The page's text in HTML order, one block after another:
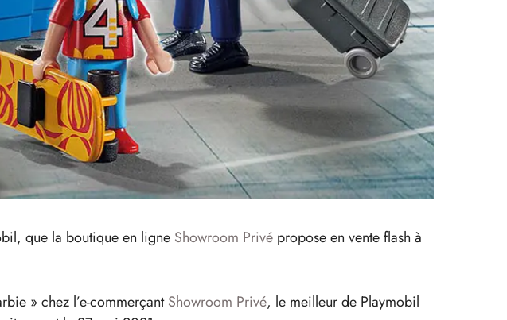
que la boutique en ligne Showroom Privé propose en vente flash à
» chez l’e-commerçantShowroom Privé, le meilleur de Playmobil